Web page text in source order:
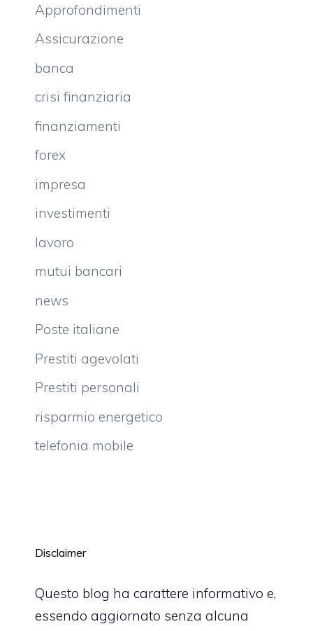
Approfondimenti
Assicurazione
banca
crisi finanziaria
finanziamenti
forex
impresa
investimenti
lavoro
mutui bancari
news
Poste italiane
Prestiti agevolati
Prestiti personali
risparmio energetico
telefonia mobile
Disclaimer
Questo blog ha carattere informativo e,
essendo aggiornato senza alcuna